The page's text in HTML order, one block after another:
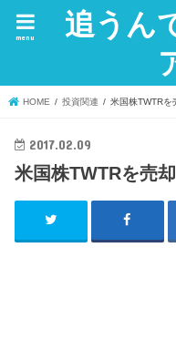
追うん
menu
HOME 投資関連 米国株TWTRを
2017.02.09
米国株TWTRを売却